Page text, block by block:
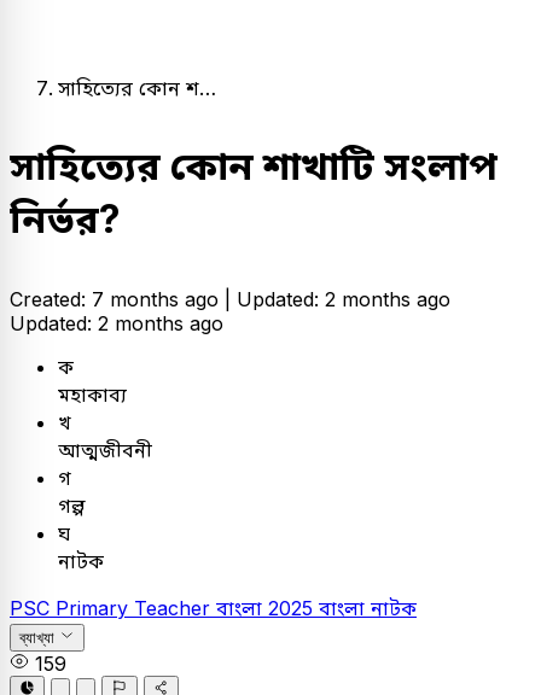
সাহিত্যের কোন শ…
সাহিত্যের কোন শাখাটি সংলাপ
নির্ভর?
Created: 7 months ago | Updated: 2 months ago
Updated: 2 months ago
ক
মহাকাব্য
খ
আত্মজীবনী
গ
গল্প
ঘ
নাটক
PSC Primary Teacher বাংলা 2025 বাংলা নাটক
ব্যাখ্যা
159